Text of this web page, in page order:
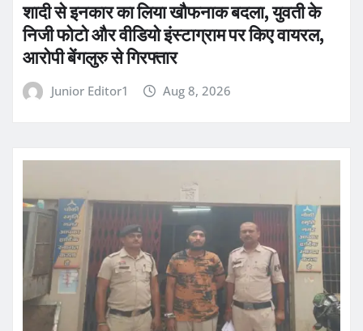
शादी से इनकार का लिया खौफनाक बदला, युवती के
निजी फोटो और वीडियो इंस्टाग्राम पर किए वायरल,
आरोपी बेंगलुरु से गिरफ्तार
Junior Editor1 Aug 8, 2026